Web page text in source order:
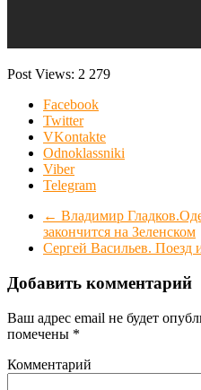
Post Views: 2 279
Facebook
Twitter
VKontakte
Odnoklassniki
Viber
Telegram
← Владимир
закончится на Зеленском
Сергей Васильев. Поезд
Добавить комментарий
Ваш адрес email не будет
помечены *
Комментарий